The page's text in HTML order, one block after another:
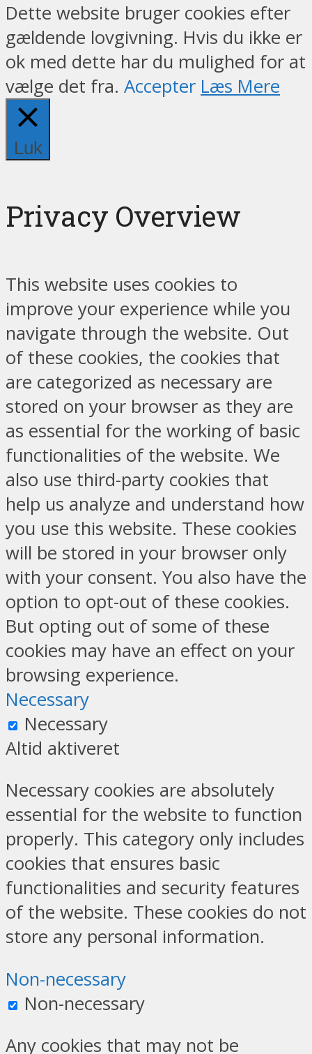
Dette website bruger cookies efter
gældende lovgivning. Hvis du ikke er
ok med dette har du mulighed for at
vælge det fra. Accepter Læs Mere
Luk
Privacy Overview
This website uses cookies to
improve your experience while you
navigate through the website. Out
of these cookies, the cookies that
are categorized as necessary are
stored on your browser as they are
as essential for the working of basic
functionalities of the website. We
also use third-party cookies that
help us analyze and understand how
you use this website. These cookies
will be stored in your browser only
with your consent. You also have the
option to opt-out of these cookies.
But opting out of some of these
cookies may have an effect on your
browsing experience.
Necessary
Necessary
Altid aktiveret
Necessary cookies are absolutely
essential for the website to function
properly. This category only includes
cookies that ensures basic
functionalities and security features
of the website. These cookies do not
store any personal information.
Non-necessary
Non-necessary
Any cookies that may not be